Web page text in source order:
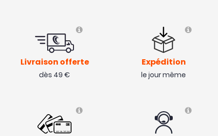
Livraison offerte
dès 49 €
Expédition
le jour même